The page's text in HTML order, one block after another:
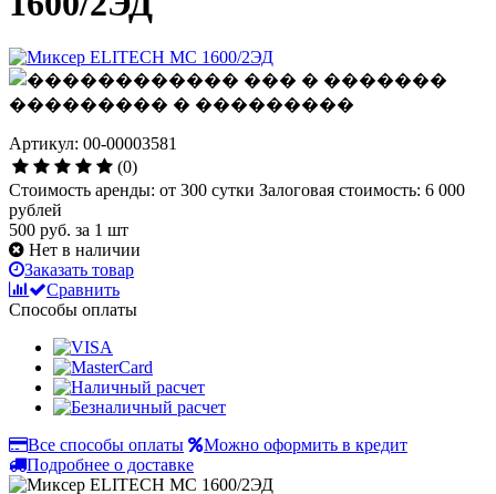
Артикул: 00-00003581
(0)
Стоимость аренды: от 300 сутки Залоговая стоимость: 6 000
рублей
500 руб. за 1 шт
Нет в наличии
Заказать товар
Сравнить
Способы оплаты
Все способы оплаты
Можно оформить в кредит
Подробнее о доставке